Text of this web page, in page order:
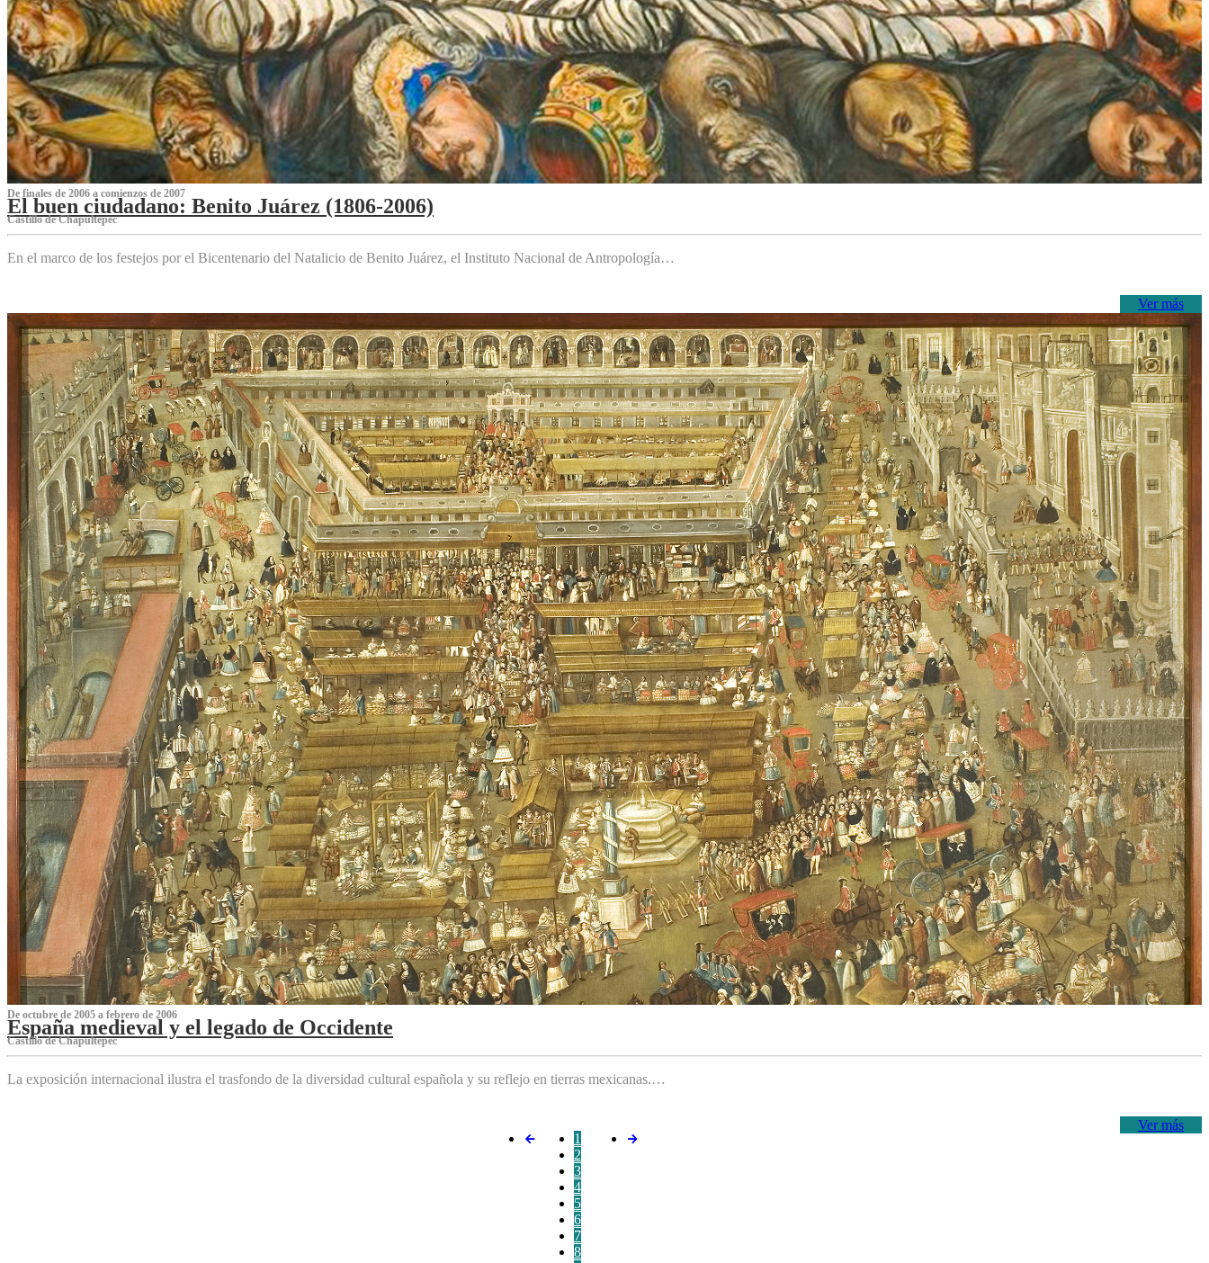
De finales de 2006 a comienzos de 2007
El buen ciudadano: Benito Juárez (1806-2006)
Castillo de Chapultepec
En el marco de los festejos por el Bicentenario del Natalicio de Benito Juárez, el Instituto Nacional de Antropología…
Ver más
De octubre de 2005 a febrero de 2006
España medieval y el legado de Occidente
Castillo de Chapultepec
La exposición internacional ilustra el trasfondo de la diversidad cultural española y su reflejo en tierras mexicanas.…
Ver más
1
2
3
4
5
6
7
8